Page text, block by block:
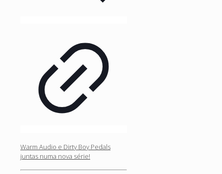
Warm Audio e Dirty Boy Pedals
juntas numa nova série!